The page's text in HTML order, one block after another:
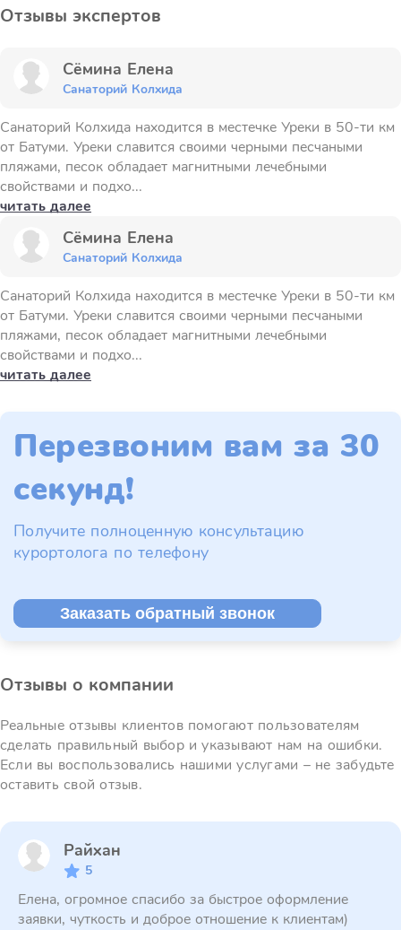
Отзывы экспертов
Сёмина Елена
Санаторий Колхида
Санаторий Колхида находится в местечке Уреки в 50-ти км
от Батуми. Уреки славится своими черными песчаными
пляжами, песок обладает магнитными лечебными
свойствами и подхо...
читать далее
Сёмина Елена
Санаторий Колхида
Санаторий Колхида находится в местечке Уреки в 50-ти км
от Батуми. Уреки славится своими черными песчаными
пляжами, песок обладает магнитными лечебными
свойствами и подхо...
читать далее
Перезвоним вам за 30
секунд!
Получите полноценную консультацию
курортолога по телефону
Заказать обратный звонок
Отзывы о компании
Реальные отзывы клиентов помогают пользователям
сделать правильный выбор и указывают нам на ошибки.
Если вы воспользовались нашими услугами – не забудьте
оставить свой отзыв.
Райхан
5
Елена, огромное спасибо за быстрое оформление
заявки, чуткость и доброе отношение к клиентам)